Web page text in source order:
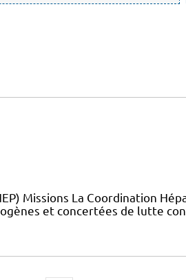
Missions La Coordination
et concertées de lutte